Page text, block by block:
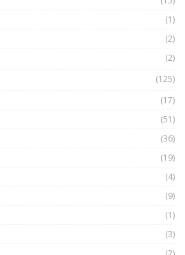
qua các cuộc chiến | Phổ cập
(1)
(2)
(2)
(125)
(17)
(51)
(36)
(19)
(4)
(9)
(1)
(3)